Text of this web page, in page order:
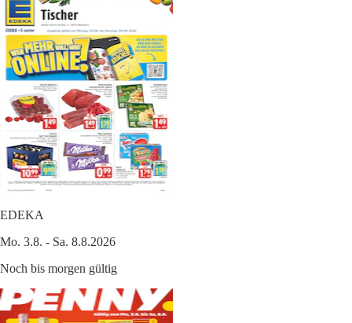
EDEKA
Mo. 3.8. - Sa. 8.8.2026
Noch bis morgen gültig